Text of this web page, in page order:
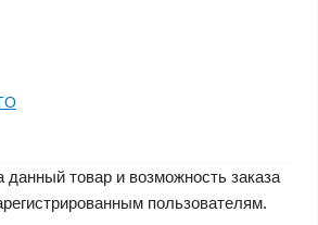
данный товар и возможность заказа
пользователям.